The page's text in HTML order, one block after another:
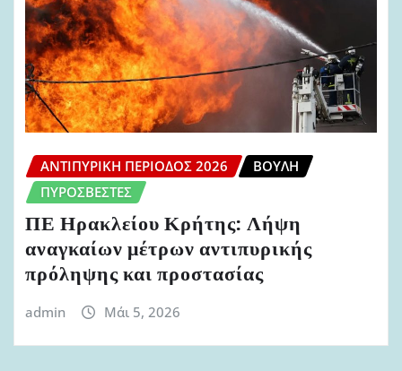
ΑΝΤΙΠΥΡΙΚΉ ΠΕΡΊΟΔΟΣ 2026
ΒΟΥΛΉ
ΠΥΡΟΣΒΈΣΤΕΣ
ΠΕ Ηρακλείου Κρήτης: Λήψη
αναγκαίων μέτρων αντιπυρικής
πρόληψης και προστασίας
admin Μάι 5, 2026